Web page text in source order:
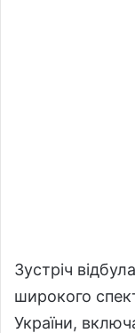
Зустріч
широкого
України,